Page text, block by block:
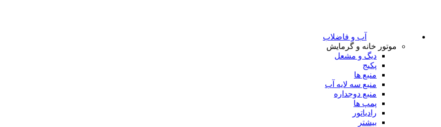
آب و فاضلاب
موتور خانه و گرمایش
دیگ و مشعل
پکیج
منبع ها
منبع سه لایه آب
منبع دوجداره
پمپ ها
رادیاتور
بیشتر